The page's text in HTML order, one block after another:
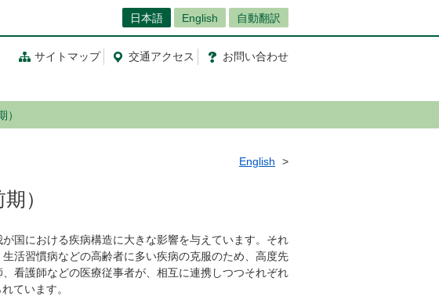
日本語 English 自動翻訳
サイトマップ 交通アクセス お問い合わせ
English
）
国における疾病構造に大きな影響を与えています。それ
活習慣病などの高齢者に多い疾病の克服のため、高度先
看護師などの医療従事者が、相互に連携しつつそれぞれ
ています。